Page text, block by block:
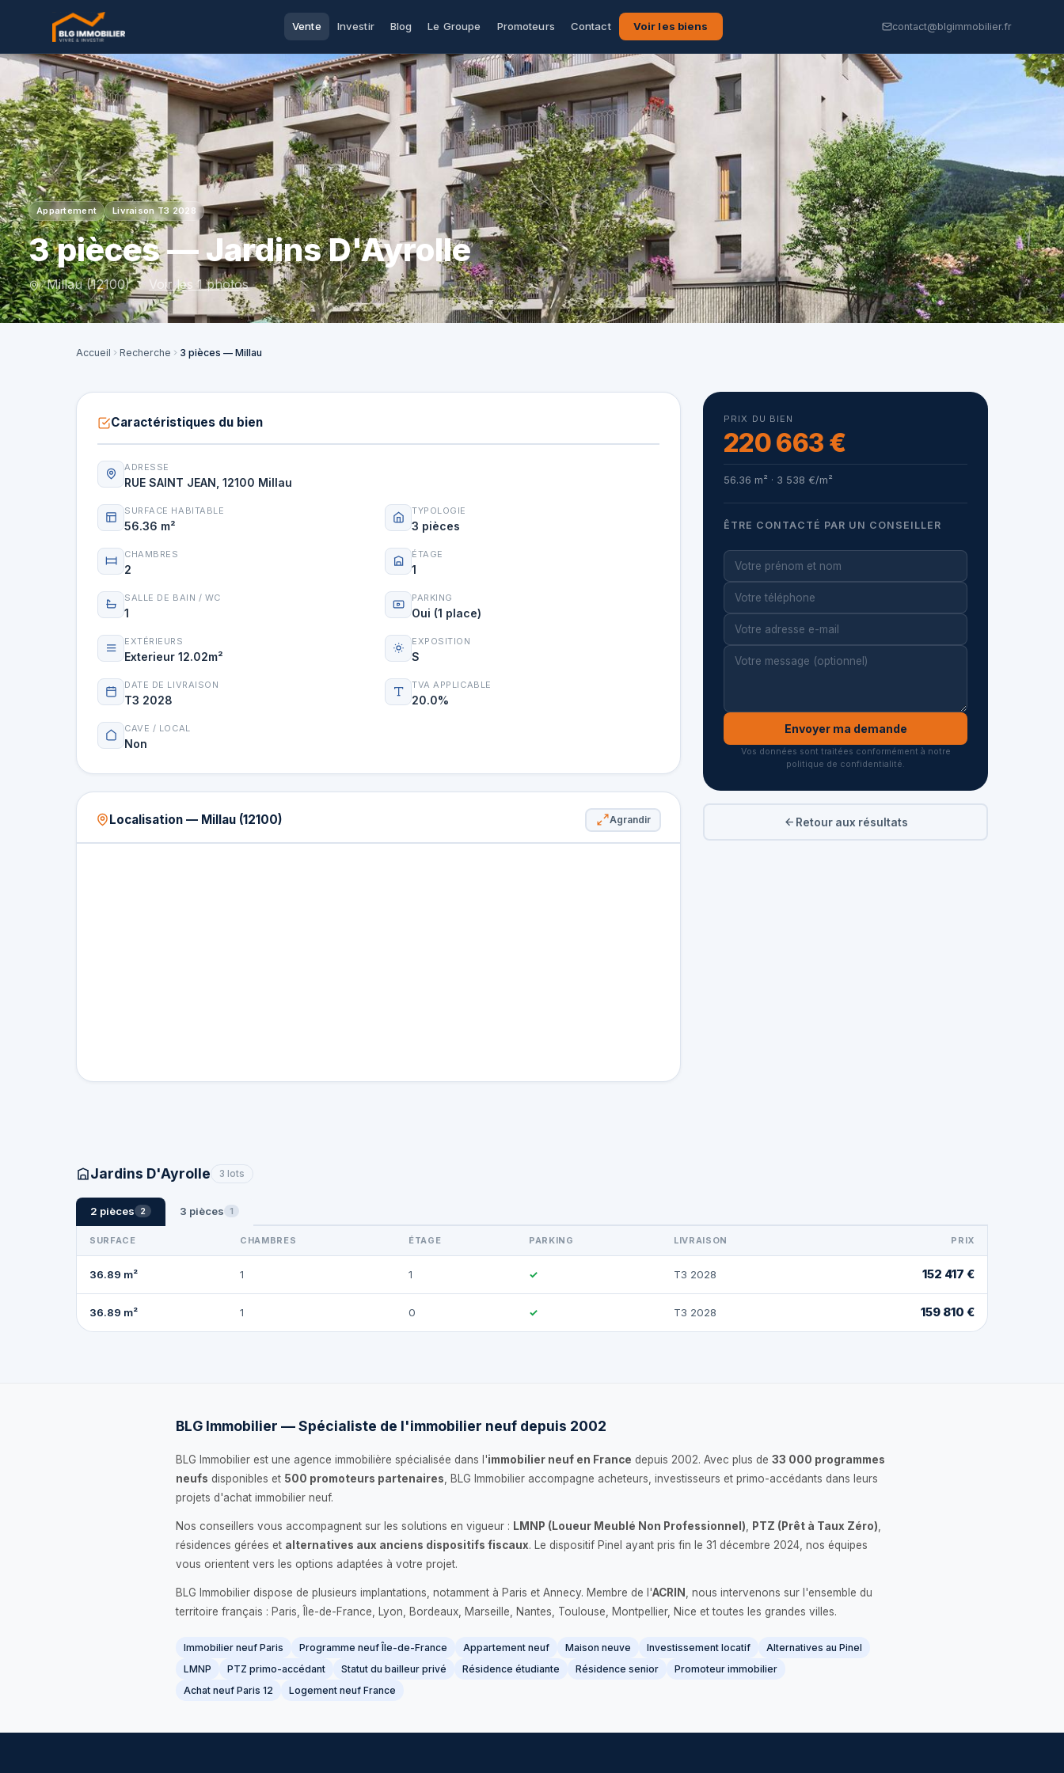
Vente Investir Blog Le Groupe Promoteurs Contact Voir les biens contact@blgimmobilier.fr
Appartement Livraison T3 2028
3 pièces — Jardins D'Ayrolle
Millau (12100) · Voir les 1 photos
Accueil Recherche 3 pièces — Millau
Caractéristiques du bien
ADRESSE
RUE SAINT JEAN, 12100 Millau
SURFACE HABITABLE
56.36 m²
TYPOLOGIE
3 pièces
CHAMBRES
2
ÉTAGE
1
SALLE DE BAIN / WC
1
PARKING
Oui (1 place)
EXTÉRIEURS
Exterieur 12.02m²
EXPOSITION
S
DATE DE LIVRAISON
T3 2028
TVA APPLICABLE
20.0%
CAVE / LOCAL
Non
Localisation — Millau (12100) Agrandir
PRIX DU BIEN
220 663 €
56.36 m² · 3 538 €/m²
ÊTRE CONTACTÉ PAR UN CONSEILLER
Envoyer ma demande
Vos données sont traitées conformément à notre
politique de confidentialité.
Retour aux résultats
Jardins D'Ayrolle 3 lots
2 pièces 2 3 pièces 1
SURFACE CHAMBRES ÉTAGE PARKING LIVRAISON PRIX
36.89 m² 1 1 ✓ T3 2028 152 417 €
36.89 m² 1 0 ✓ T3 2028 159 810 €
BLG Immobilier — Spécialiste de l'immobilier neuf depuis 2002
BLG Immobilier est une agence immobilière spécialisée dans l'immobilier neuf en France depuis 2002. Avec plus de 33 000 programmes
neufs disponibles et 500 promoteurs partenaires , BLG Immobilier accompagne acheteurs, investisseurs et primo-accédants dans leurs
projets d'achat immobilier neuf.
Nos conseillers vous accompagnent sur les solutions en vigueur : LMNP (Loueur Meublé Non Professionnel) PTZ (Prêt à Taux Zéro)
résidences gérées et alternatives aux anciens dispositifs fiscaux. Le dispositif Pinel ayant pris fin le 31 décembre 2024, nos équipes
vous orientent vers les options adaptées à votre projet.
BLG Immobilier dispose de plusieurs implantations, notamment à Paris et Annecy. Membre de l'ACRIN
, nous intervenons sur l'ensemble du
territoire français : Paris, Île-de-France, Lyon, Bordeaux, Marseille, Nantes, Toulouse, Montpellier, Nice et toutes les grandes villes.
Immobilier neuf Paris Programme neuf Île-de-France Appartement neuf Maison neuve Investissement locatif
Alternatives au Pinel
LMNP
PTZ primo-accédant Statut du bailleur privé Résidence étudiante Résidence senior
Promoteur immobilier
Achat neuf Paris 12
Logement neuf France